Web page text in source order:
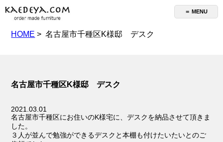
＝ MENU
HOME > 名古屋市千種区K様邸 デスク
名古屋市千種区K様邸 デスク
2021.03.01
名古屋市千種区にお住いのK様宅に、デスクを納品させて頂きま
した。
３人が並んで勉強ができるデスクと本棚も付けたいたいとのご